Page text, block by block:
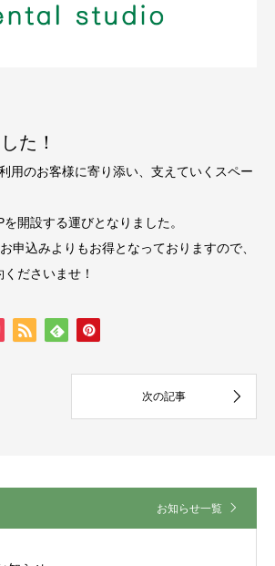
た！
用のお客様に寄り添い、支えていくスペー
開設する運びとなりました。
申込みよりもお得となっておりますので、
ださいませ！
お知らせ一覧